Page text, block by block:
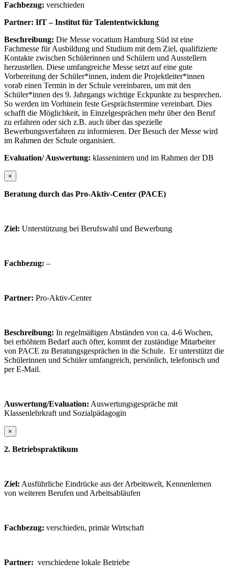
Fachbezug: verschieden
Partner: IfT – Institut für Talententwicklung
Beschreibung: Die Messe vocatium Hamburg Süd ist eine
Fachmesse für Ausbildung und Studium mit dem Ziel, qualifizierte
Kontakte zwischen Schülerinnen und Schülern und Ausstellern
herzustellen. Diese umfangreiche Messe setzt auf eine gute
Vorbereitung der Schüler*innen, indem die Projektleiter*innen
vorab einen Termin in der Schule vereinbaren, um mit den
Schüler*innen des 9. Jahrgangs wichtige Eckpunkte zu besprechen.
So werden im Vorhinein feste Gesprächstermine vereinbart. Dies
schafft die Möglichkeit, in Einzelgesprächen mehr über den Beruf
zu erfahren oder sich z.B. auch über das spezielle
Bewerbungsverfahren zu informieren. Der Besuch der Messe wird
im Rahmen der Schule organisiert.
Evaluation/ Auswertung: klassenintern und im Rahmen der DB
×
Beratung durch das Pro-Aktiv-Center (PACE)
Ziel: Unterstützung bei Berufswahl und Bewerbung
Fachbezug: –
Partner: Pro-Aktiv-Center
Beschreibung: In regelmäßigen Abständen von ca. 4-6 Wochen,
bei erhöhtem Bedarf auch öfter, kommt der zuständige Mitarbeiter
von PACE zu Beratungsgesprächen in die Schule. Er unterstützt die
Schülerinnen und Schüler umfangreich, persönlich, telefonisch und
per E-Mail.
Auswertung/Evaluation: Auswertungsgespräche mit
Klassenlehrkraft und Sozialpädagogin
×
2. Betriebspraktikum
Ziel: Ausführliche Eindrücke aus der Arbeitswelt, Kennenlernen
von weiteren Berufen und Arbeitsabläufen
Fachbezug: verschieden, primär Wirtschaft
Partner: verschiedene lokale Betriebe